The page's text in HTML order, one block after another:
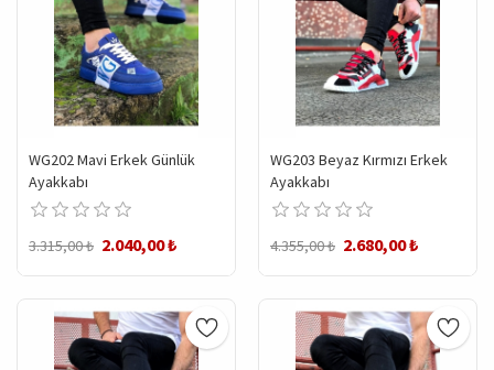
WG202 Mavi Erkek Günlük
Ayakkabı
3.315,00 ₺ 2.040,00 ₺
WG203 Beyaz Kırmızı Erkek
Ayakkabı
4.355,00 ₺ 2.680,00 ₺